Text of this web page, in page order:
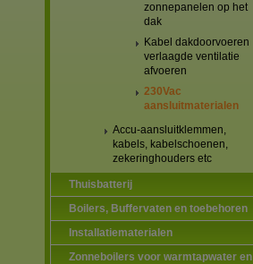
zonnepanelen op het
dak
Kabel dakdoorvoeren
verlaagde ventilatie
afvoeren
230Vac
aansluitmaterialen
Accu-aansluitklemmen,
kabels, kabelschoenen,
zekeringhouders etc
Thuisbatterij
Boilers, Buffervaten en toebehoren
Installatiematerialen
Zonneboilers voor warmtapwater en